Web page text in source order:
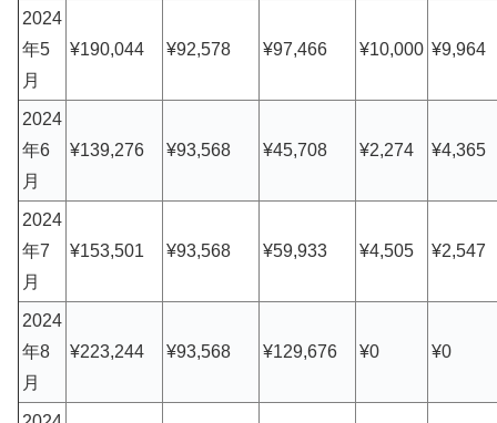
2024
年5
月
¥190,044 ¥92,578 ¥97,466 ¥10,000 ¥9,964
2024
年6
月
¥139,276 ¥93,568 ¥45,708 ¥2,274 ¥4,365
2024
年7
月
¥153,501 ¥93,568 ¥59,933 ¥4,505 ¥2,547
2024
年8
月
¥223,244 ¥93,568 ¥129,676 ¥0 ¥0